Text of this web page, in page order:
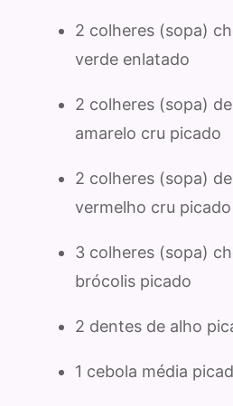
2 colheres (sopa)
verde enlatado
2 colheres (sopa)
amarelo cru picado
2 colheres (sopa)
vermelho cru picado
3 colheres (sopa)
brócolis picado
2 dentes de alho
1 cebola média